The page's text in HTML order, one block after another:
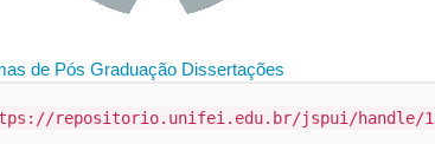
de Pós Graduação Dissertações
repositorio.unifei.edu.br/jspui/handle/